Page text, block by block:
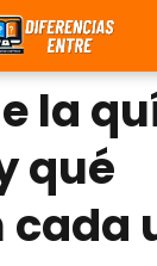
la
qué